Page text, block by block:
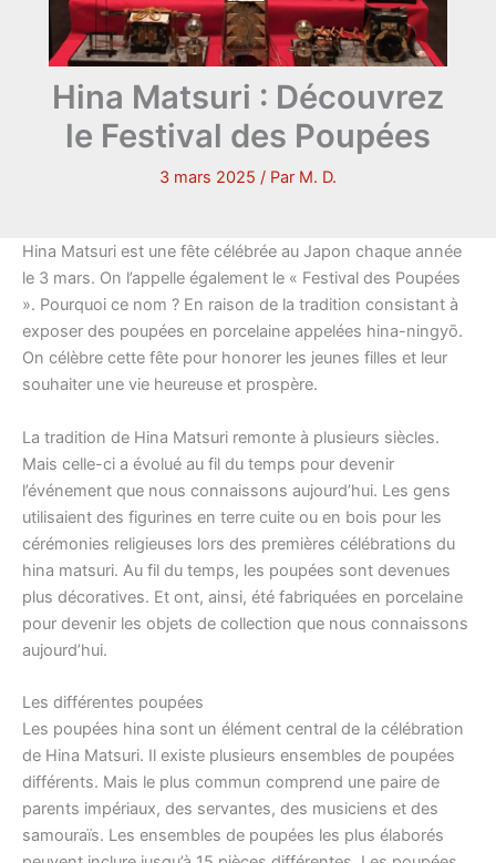
Hina Matsuri : Découvrez
le Festival des Poupées
3 mars 2025 / Par M. D.
Hina Matsuri est une fête célébrée au Japon chaque année
le 3 mars. On l’appelle également le « Festival des Poupées
». Pourquoi ce nom ? En raison de la tradition consistant à
exposer des poupées en porcelaine appelées hina-ningyō.
On célèbre cette fête pour honorer les jeunes filles et leur
souhaiter une vie heureuse et prospère.
La tradition de Hina Matsuri remonte à plusieurs siècles.
Mais celle-ci a évolué au fil du temps pour devenir
l’événement que nous connaissons aujourd’hui. Les gens
utilisaient des figurines en terre cuite ou en bois pour les
cérémonies religieuses lors des premières célébrations du
hina matsuri. Au fil du temps, les poupées sont devenues
plus décoratives. Et ont, ainsi, été fabriquées en porcelaine
pour devenir les objets de collection que nous connaissons
aujourd’hui.
Les différentes poupées
Les poupées hina sont un élément central de la célébration
de Hina Matsuri. Il existe plusieurs ensembles de poupées
différents. Mais le plus commun comprend une paire de
parents impériaux, des servantes, des musiciens et des
samouraïs. Les ensembles de poupées les plus élaborés